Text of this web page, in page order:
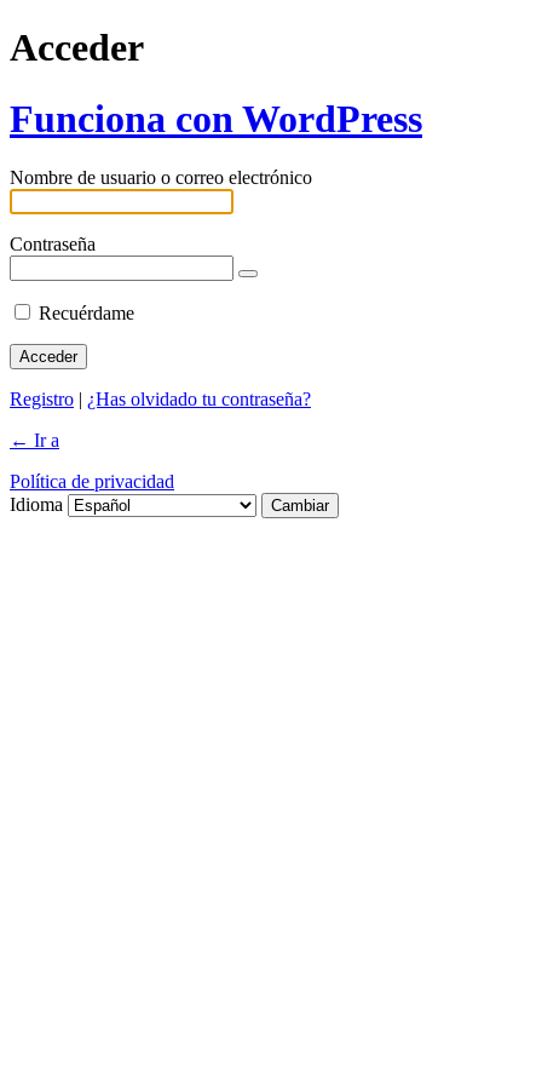
Acceder
Funciona con WordPress
Nombre de usuario o correo electrónico
Contraseña
Recuérdame
Registro | ¿Has olvidado tu contraseña?
← Ir a
Política de privacidad
Idioma